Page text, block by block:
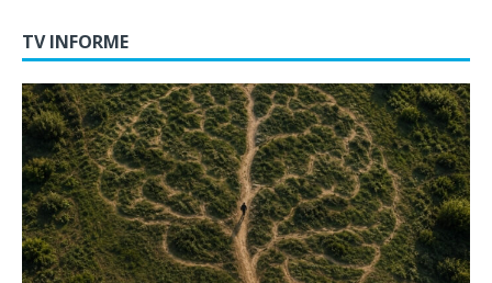
TV INFORME